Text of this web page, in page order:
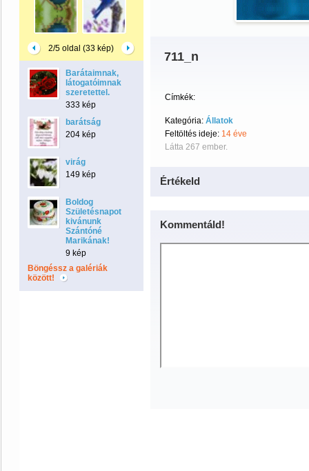
2/5 oldal (33 kép)
Barátaimnak,
látogatóimnak
szeretettel.
333 kép
barátság
204 kép
virág
149 kép
Boldog
Születésnapot
kivánunk
Szántóné
Marikának!
9 kép
Böngéssz a galériák
között!
711_n
Címkék:
Kategória: Állatok
Feltöltés ideje: 14 éve
Látta 267 ember.
Értékeld
Kommentáld!